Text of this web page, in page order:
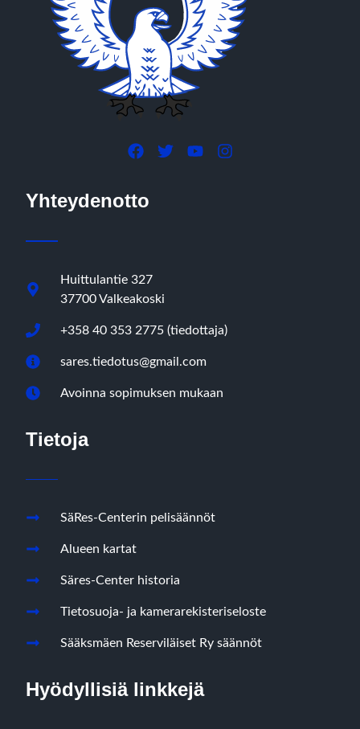
Yhteydenotto
Huittulantie 327
37700 Valkeakoski
+358 40 353 2775 (tiedottaja)
sares.tiedotus@gmail.com
Avoinna sopimuksen mukaan
Tietoja
SäRes-Centerin pelisäännöt
Alueen kartat
Säres-Center historia
Tietosuoja- ja kamerarekisteriseloste
Sääksmäen Reserviläiset Ry säännöt
Hyödyllisiä linkkejä